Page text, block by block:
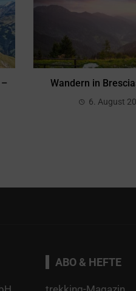
Wandern in
6. August
ABO & HEFTE